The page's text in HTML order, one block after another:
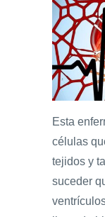
Esta
células
tejidos y
suceder